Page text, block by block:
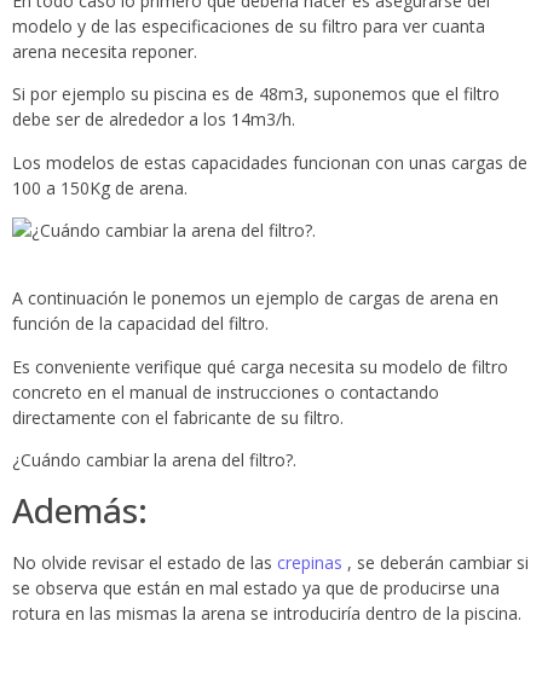
modelo y de las especificaciones de su filtro para ver cuanta
arena necesita reponer.
Si por ejemplo su piscina es de 48m3, suponemos que el filtro
debe ser de alrededor a los 14m3/h.
Los modelos de estas capacidades funcionan con unas cargas de
100 a 150Kg de arena.
A continuación le ponemos un ejemplo de cargas de arena en
función de la capacidad del filtro.
Es conveniente verifique qué carga necesita su modelo de filtro
concreto en el manual de instrucciones o contactando
directamente con el fabricante de su filtro.
¿Cuándo cambiar la arena del filtro?.
Además:
No olvide revisar el estado de las crepinas , se deberán cambiar si
se observa que están en mal estado ya que de producirse una
rotura en las mismas la arena se introduciría dentro de la piscina.